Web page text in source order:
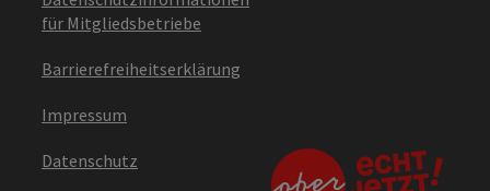
für Mitgliedsbetriebe
Barrierefreiheitserklärung
Impressum
Datenschutz